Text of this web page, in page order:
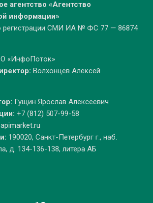
агентство «Агентство
информации»
регистрации СМИ ИА № ФС 77 — 86874
«ИнфоПоток»
Волхонцев Алексей
Гущин Ярослав Алексеевич
+7 (812) 507-99-58
190020, Санкт-Петербург г., наб.
д. 134-136-138, литера АБ